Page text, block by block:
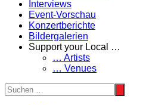
Interviews
Event-Vorschau
Konzertberichte
Bildergalerien
Support your Local …
… Artists
… Venues